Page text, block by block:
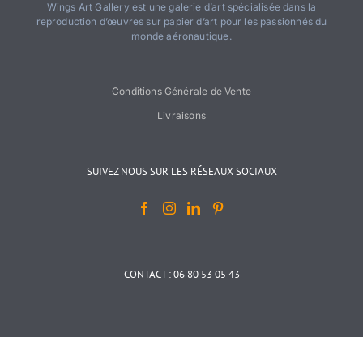
Wings Art Gallery est une galerie d’art spécialisée dans la
reproduction d’œuvres sur papier d’art pour les passionnés du
monde aéronautique.
Conditions Générale de Vente
Livraisons
SUIVEZ NOUS SUR LES RÉSEAUX SOCIAUX
CONTACT : 06 80 53 05 43